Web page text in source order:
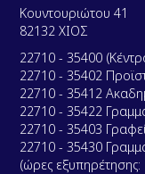
Κουντουριώτου 41
82132 ΧΙΟΣ
22710 - 35400
22710 - 35402
22710 - 35412
22710 - 35422
22710 - 35403
22710 - 35430
(ώρες εξυπηρέτησης: